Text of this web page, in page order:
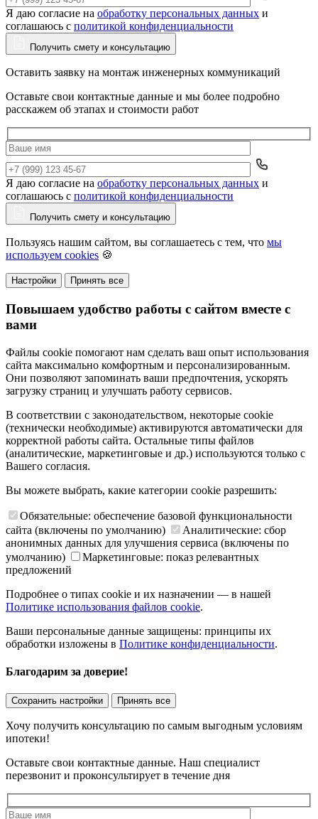
Да
Я даю согласие на обработку персональных данных и
соглашаюсь с политикой конфиденциальности
Получить смету и консультацию
Оставить заявку на монтаж инженерных коммуникаций
Оставьте свои контактные данные и мы более подробно
расскажем об этапах и стоимости работ
Да
Я даю согласие на обработку персональных данных и
соглашаюсь с политикой конфиденциальности
Получить смету и консультацию
Пользуясь нашим сайтом, вы соглашаетесь с тем, что мы
используем cookies 🍪
Настройки Принять все
Повышаем удобство работы с сайтом вместе с
вами
Файлы cookie помогают нам сделать ваш опыт использования
сайта максимально комфортным и персонализированным.
Они позволяют запоминать ваши предпочтения, ускорять
загрузку страниц и улучшать работу сервисов.
В соответствии с законодательством, некоторые cookie
(технически необходимые) активируются автоматически для
корректной работы сайта. Остальные типы файлов
(аналитические, маркетинговые и др.) используются только с
Вашего согласия.
Вы можете выбрать, какие категории cookie разрешить:
Обязательные: обеспечение базовой функциональности
сайта (включены по умолчанию)
Аналитические: сбор
анонимных данных для улучшения сервиса (включены по
умолчанию)
Маркетинговые: показ релевантных
предложений
Подробнее о типах cookie и их назначении — в нашей
Политике использования файлов cookie.
Ваши персональные данные защищены: принципы их
обработки изложены в Политике конфиденциальности.
Благодарим за доверие!
Сохранить настройки Принять все
Хочу получить консультацию по самым выгодным условиям
ипотеки!
Оставьте свои контактные данные. Наш специалист
перезвонит и проконсультирует в течение дня